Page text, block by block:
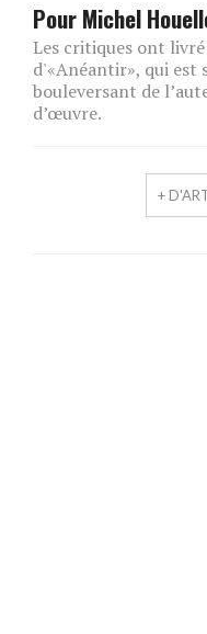
Pour Michel
Les critiques ont
d'«Anéantir», qui est
bouleversant de
d’œuvre.
+